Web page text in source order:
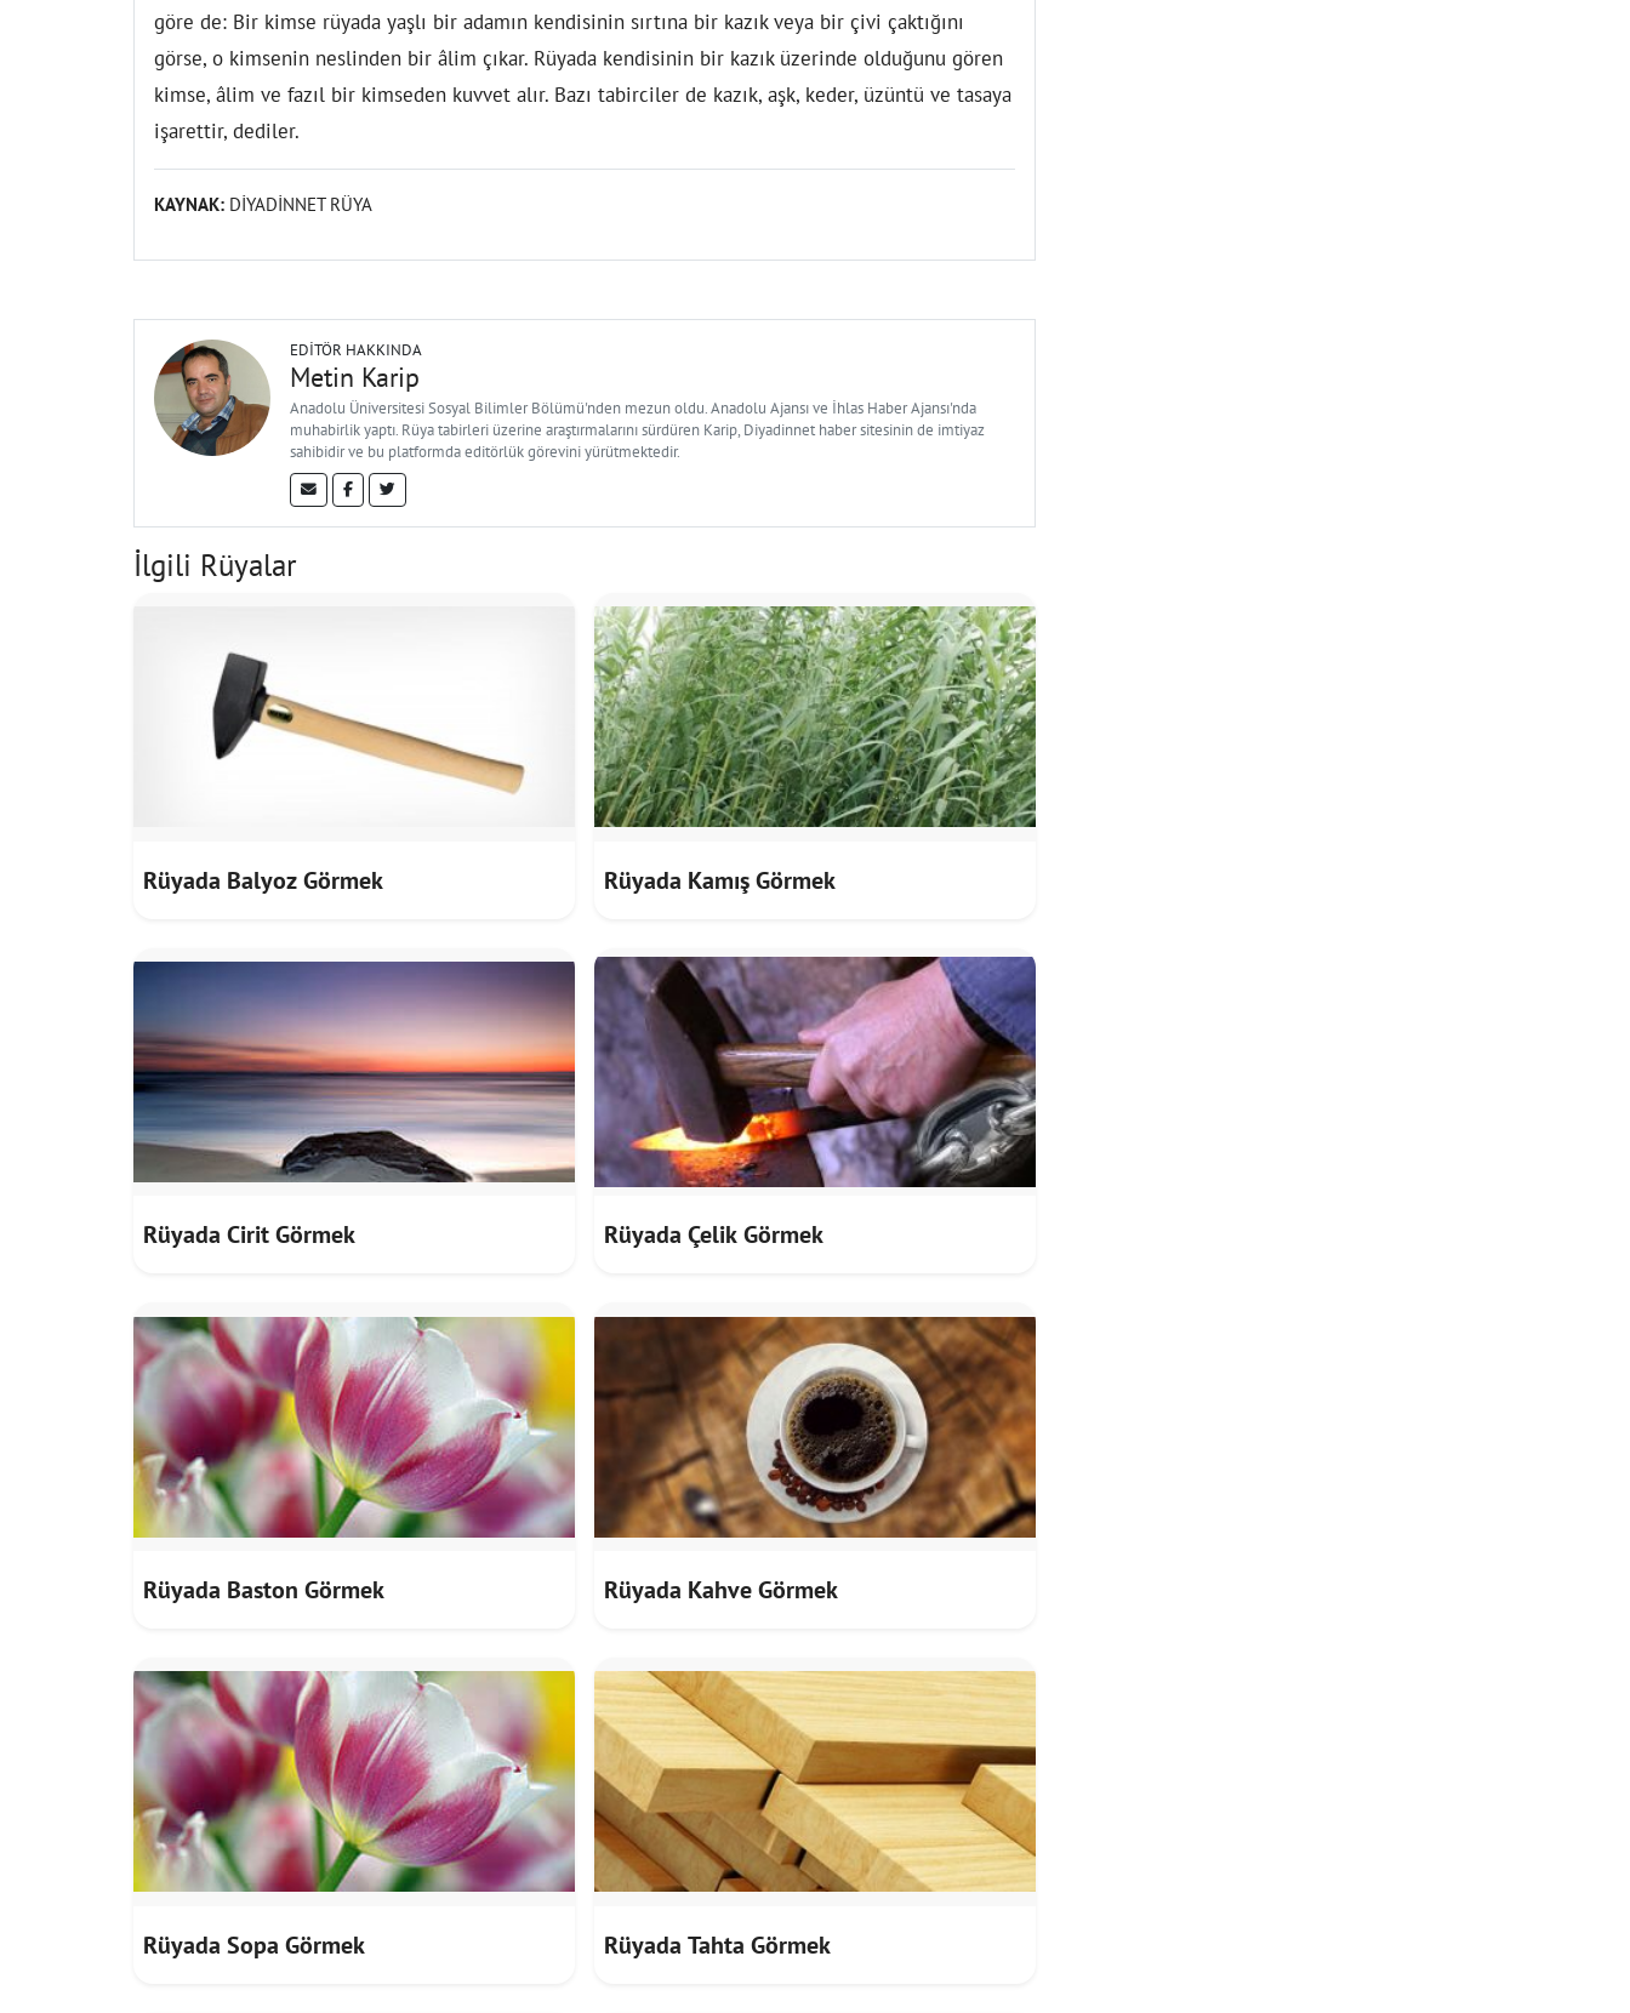
göre de: Bir kimse rüyada yaşlı bir adamın kendisinin sırtına bir kazık veya bir çivi çaktığını
görse, o kimsenin neslinden bir âlim çıkar. Rüyada kendisinin bir kazık üzerinde olduğunu gören
kimse, âlim ve fazıl bir kimseden kuvvet alır. Bazı tabirciler de kazık, aşk, keder, üzüntü ve tasaya
işarettir, dediler.
KAYNAK: DİYADİNNET RÜYA
EDITÖR HAKKINDA
Metin Karip
Anadolu Üniversitesi Sosyal Bilimler Bölümü'nden mezun oldu. Anadolu Ajansı ve İhlas Haber Ajansı'nda
muhabirlik yaptı. Rüya tabirleri üzerine araştırmalarını sürdüren Karip, Diyadinnet haber sitesinin de imtiyaz
sahibidir ve bu platformda editörlük görevini yürütmektedir.
İlgili Rüyalar
Rüyada Balyoz Görmek Rüyada Kamış Görmek
Rüyada Cirit Görmek Rüyada Çelik Görmek
Rüyada Baston Görmek Rüyada Kahve Görmek
Rüyada Sopa Görmek Rüyada Tahta Görmek